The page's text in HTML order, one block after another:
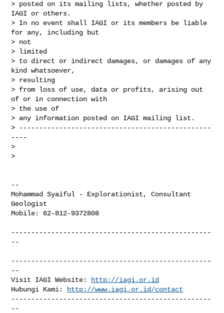
> posted on its mailing lists, whether posted by
IAGI or others.
> In no event shall IAGI or its members be liable
for any, including but
> not
> limited
> to direct or indirect damages, or damages of any
kind whatsoever,
> resulting
> from loss of use, data or profits, arising out
of or in connection with
> the use of
> any information posted on IAGI mailing list.
> ------------------------------------------------
----
>
>
--
Mohammad Syaiful - Explorationist, Consultant
Geologist
Mobile: 62-812-9372808
--------------------------------------------------
--
--------------------------------------------------
--
Visit IAGI Website:
http://iagi.or.id
Hubungi Kami:
http://www.iagi.or.id/contact
--------------------------------------------------
--